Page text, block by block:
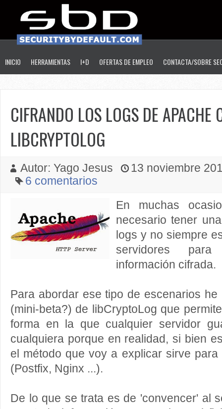
INICIO HERRAMIENTAS I+D OFERTAS DE EMPLEO CONTACTA/SOBRE
CIFRANDO LOS LOGS DE APACHE
LIBCRYPTOLOG
Autor: Yago Jesus
13 noviembre
6 comentarios
En muchas
necesario tener
logs y no siempre
servidores
información cifrada.
Para abordar ese tipo de escenarios
(mini-beta?) de libCryptoLog que
forma en la que cualquier servidor
cualquiera porque en realidad, si bien
el método que voy a explicar sirve
(Postfix, Nginx ...).
De lo que se trata es de 'convencer' al